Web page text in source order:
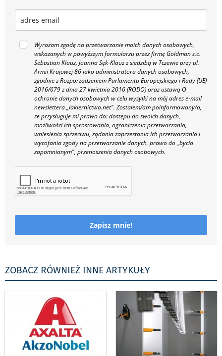
Wyrażam zgodę na przetwarzanie moich danych osobowych,
wskazanych w powyższym formularzu przez firmę Goldman s.c.
Sebastian Klauz, Joanna Sęk-Klauz z siedzibą w Tczewie przy ul.
Armii Krajowej 86 jako administratora danych osobowych,
zgodnie z Rozporządzeniem Parlamentu Europejskiego i Rady (UE)
2016/679 z dnia 27 kwietnia 2016 (RODO) oraz ustawą O
ochronie danych osobowych w celu wysyłki na mój adres e-mail
newslettera „lakiernictwo.net". Zostałem/am poinformowany/a,
że przysługuje mi prawo do: dostępu do swoich danych,
możliwości ich sprostowania, ograniczenia przetwarzania,
wniesienia sprzeciwu, żądania zaprzestania ich przetwarzania i
wycofania zgody na przetwarzanie danych, prawo do „bycia
zapomnianym", przenoszenia danych osobowych.
Zapisz mnie!
ZOBACZ RÓWNIEŻ INNE ARTYKUŁY